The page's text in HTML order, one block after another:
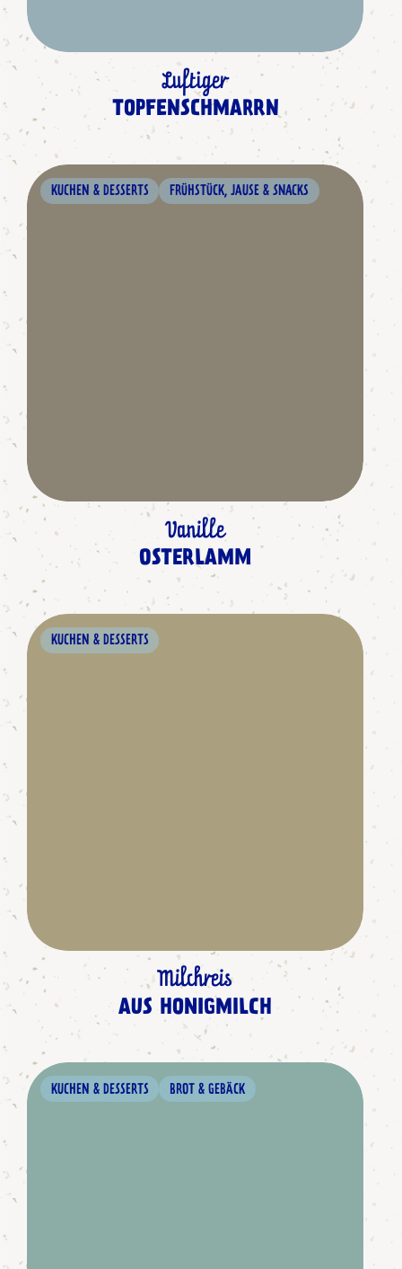
Luftiger
TOPFENSCHMARRN
KUCHEN & DESSERTS FRÜHSTÜCK, JAUSE & SNACKS
Vanille
OSTERLAMM
KUCHEN & DESSERTS
Milchreis
AUS HONIGMILCH
KUCHEN & DESSERTS BROT & GEBÄCK